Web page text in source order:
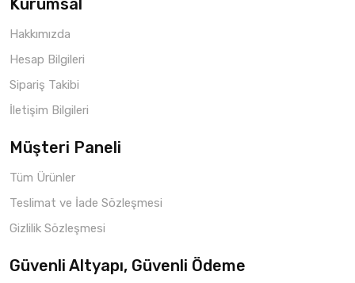
Kurumsal
Hakkımızda
Hesap Bilgileri
Sipariş Takibi
İletişim Bilgileri
Müşteri Paneli
Tüm Ürünler
Teslimat ve İade Sözleşmesi
Gizlilik Sözleşmesi
Güvenli Altyapı, Güvenli Ödeme